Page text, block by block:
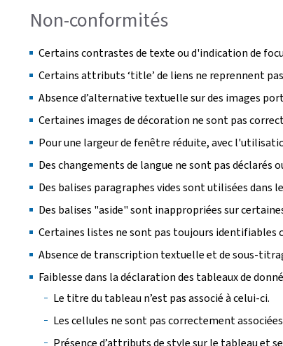
Non-conformités
Certains contrastes de texte ou d'indication de
Certains attributs ‘title’ de liens ne reprennent
Absence d’alternative textuelle sur des images
Certaines images de décoration ne sont pas
Pour une largeur de fenêtre réduite, avec
Des changements de langue ne sont pas déclarés
Des balises paragraphes vides sont utilisées
Des balises "aside" sont inappropriées sur
Certaines listes ne sont pas toujours identifiables
Absence de transcription textuelle et de sous-
Faiblesse dans la déclaration des tableaux de
Le titre du tableau n’est pas associé à celui-ci.
Les cellules ne sont pas correctement
Présence d’attributs de style sur le tableau et